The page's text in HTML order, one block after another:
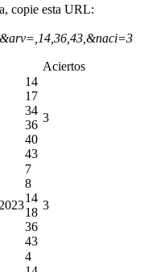
copie esta URL:
Aciertos
14
17
34
36
40
43
3
7
8
14
18
36
43
3
4